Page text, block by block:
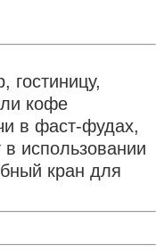
кофе
в фаст-фудах,
использовании
кран для